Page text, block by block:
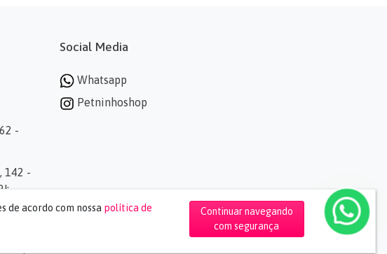
de acordo com nossa política de
Continuar navegando
com segurança
-
142 -
Social Media
Whatsapp
Petninhoshop